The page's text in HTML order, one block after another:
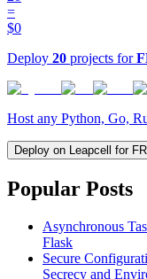
=
$0
Deploy 20 projects for
Host any Python, Go,
Deploy on Leapcell for
Popular Posts
Asynchronous
Flask
Secure
Secrecy and